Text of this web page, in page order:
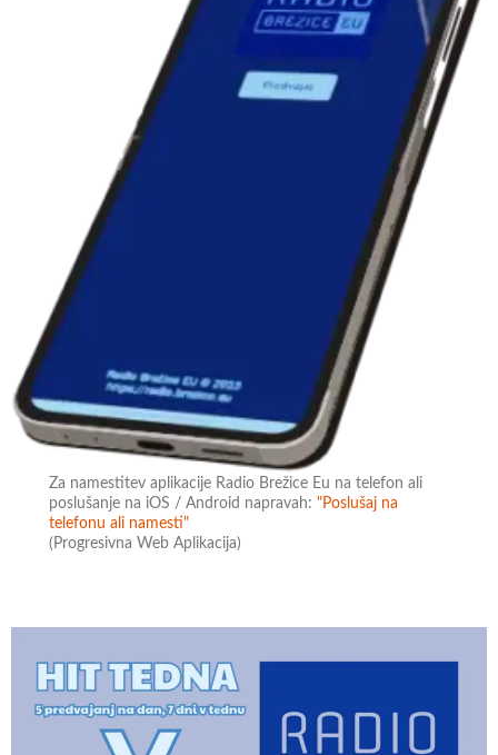
Za namestitev aplikacije Radio Brežice Eu na telefon ali
poslušanje na iOS / Android napravah:"Poslušaj na
telefonu ali namesti"
(Progresivna Web Aplikacija)